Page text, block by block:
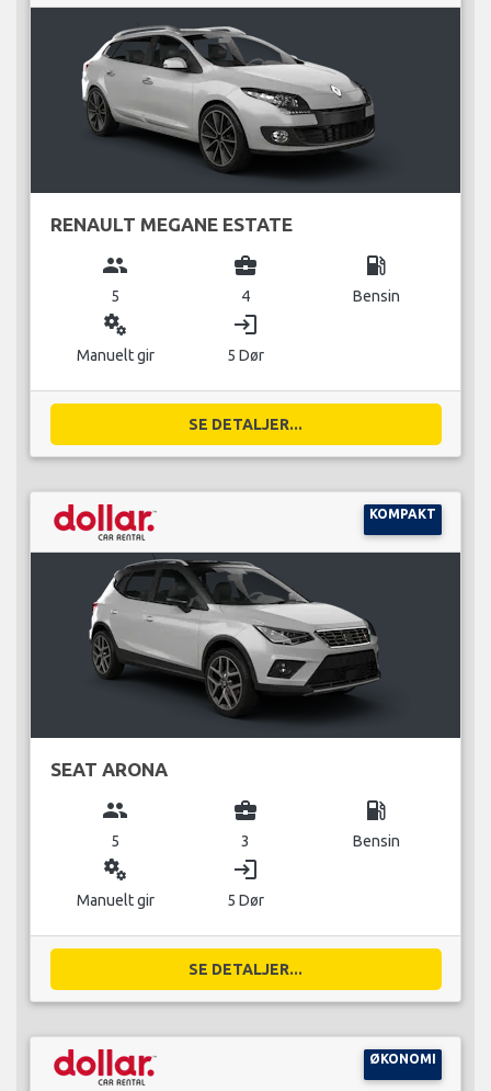
RENAULT MEGANE ESTATE
group
5
business_center
4
local_gas_station
Bensin
miscellaneous_services
Manuelt gir
login
5 Dør
SE DETALJER...
KOMPAKT
SEAT ARONA
group
5
business_center
3
local_gas_station
Bensin
miscellaneous_services
Manuelt gir
login
5 Dør
SE DETALJER...
ØKONOMI